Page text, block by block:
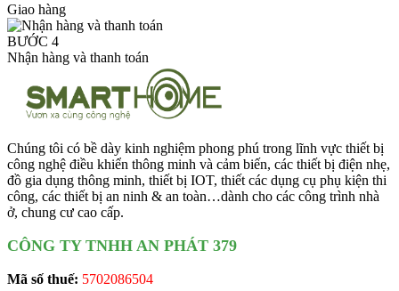
Giao hàng
BƯỚC 4
Nhận hàng và thanh toán
Chúng tôi có bề dày kinh nghiệm phong phú trong lĩnh vực thiết bị
công nghệ điều khiển thông minh và cảm biến, các thiết bị điện nhẹ,
đồ gia dụng thông minh, thiết bị IOT, thiết các dụng cụ phụ kiện thi
công, các thiết bị an ninh & an toàn…dành cho các công trình nhà
ở, chung cư cao cấp.
CÔNG TY TNHH AN PHÁT 379
Mã số thuế: 5702086504